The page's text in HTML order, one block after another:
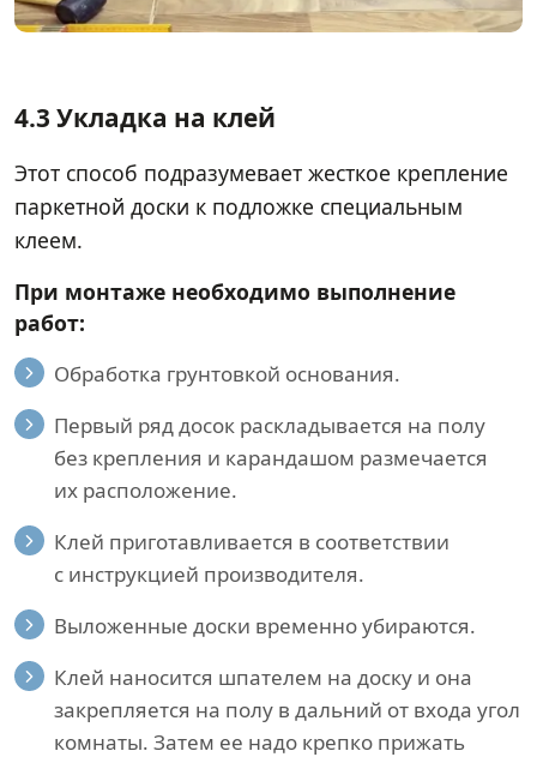
4.3 Укладка на клей
Этот способ подразумевает жесткое крепление
паркетной доски к подложке специальным
клеем.
При монтаже необходимо выполнение
работ:
Обработка грунтовкой основания.
Первый ряд досок раскладывается на полу
без крепления и карандашом размечается
их расположение.
Клей приготавливается в соответствии
с инструкцией производителя.
Выложенные доски временно убираются.
Клей наносится шпателем на доску и она
закрепляется на полу в дальний от входа угол
комнаты. Затем ее надо крепко прижать